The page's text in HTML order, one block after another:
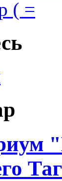
( =